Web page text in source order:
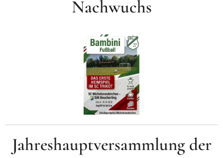
Nachwuchs
Jahreshauptversammlung der